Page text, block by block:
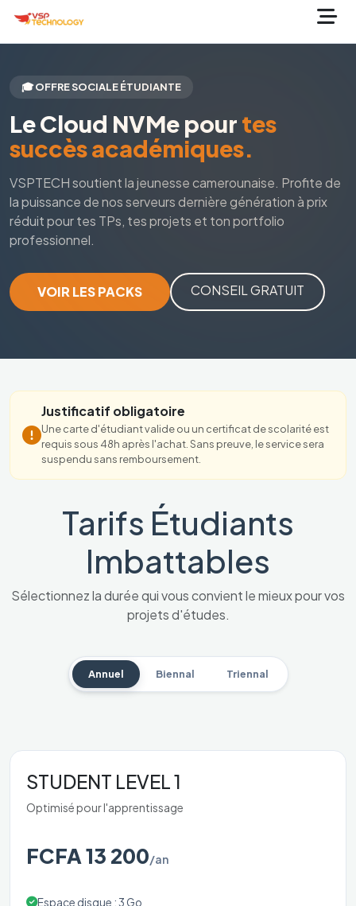
🎓 OFFRE SOCIALE ÉTUDIANTE
Le Cloud NVMe pourtes
succès académiques.
VSPTECH soutient la jeunesse camerounaise. Profite de
la puissance de nos serveurs dernière génération à prix
réduit pour tes TPs, tes projets et ton portfolio
professionnel.
VOIR LES PACKS CONSEIL GRATUIT
Justificatif obligatoire
Une carte d'étudiant valide ou un certificat de scolarité est
requis sous 48h après l'achat. Sans preuve, le service sera
suspendu sans remboursement.
Tarifs Étudiants
Imbattables
Sélectionnez la durée qui vous convient le mieux pour vos
projets d'études.
Annuel Biennal Triennal
STUDENT LEVEL 1
Optimisé pour l'apprentissage
FCFA 13 200/an
Espace disque : 3 Go